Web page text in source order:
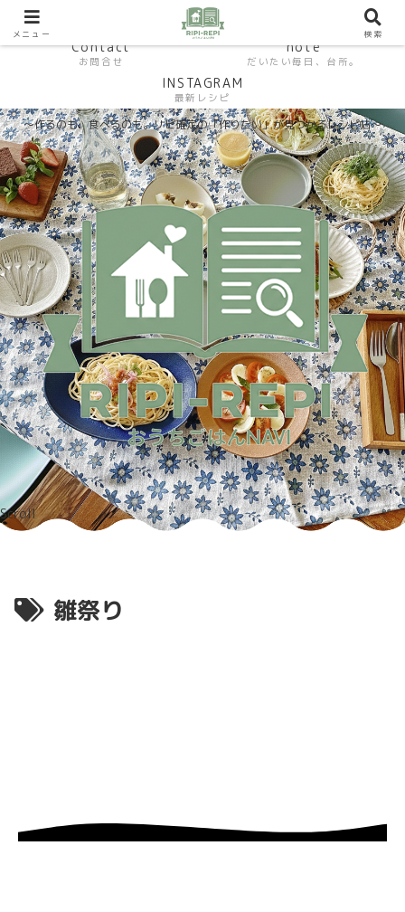
〜作るのも、食べるのも。リピ確定の「作りたい」が見つかるレシピ帖〜
Scroll
HP おうちごはんラボ
Contact
お問合せ
note
だいたい毎日、台所。
INSTAGRAM
最新レシピ
雛祭り
メニュー 検索